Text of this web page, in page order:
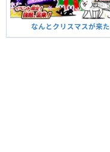
なんとクリスマスが来た